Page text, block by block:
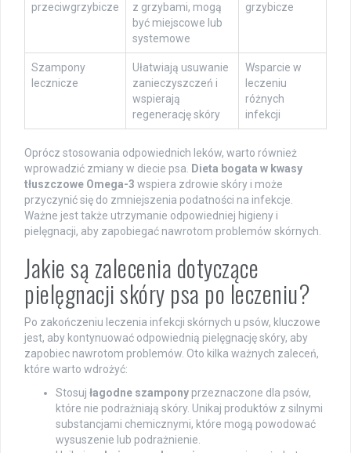
przeciwgrzybicze
z grzybami, mogą
być miejscowe lub
systemowe
grzybicze
Szampony
lecznicze
Ułatwiają usuwanie
zanieczyszczeń i
wspierają
regenerację skóry
Wsparcie w
leczeniu
różnych
infekcji
Oprócz stosowania odpowiednich leków, warto również
wprowadzić zmiany w diecie psa. Dieta bogata w kwasy
tłuszczowe Omega-3 wspiera zdrowie skóry i może
przyczynić się do zmniejszenia podatności na infekcje.
Ważne jest także utrzymanie odpowiedniej higieny i
pielęgnacji, aby zapobiegać nawrotom problemów skórnych.
Jakie są zalecenia dotyczące
pielęgnacji skóry psa po leczeniu?
Po zakończeniu leczenia infekcji skórnych u psów, kluczowe
jest, aby kontynuować odpowiednią pielęgnację skóry, aby
zapobiec nawrotom problemów. Oto kilka ważnych zaleceń,
które warto wdrożyć:
Stosuj łagodne szampony przeznaczone dla psów,
które nie podrażniają skóry. Unikaj produktów z silnymi
substancjami chemicznymi, które mogą powodować
wysuszenie lub podrażnienie.